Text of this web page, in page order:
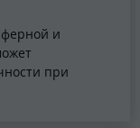
и
при